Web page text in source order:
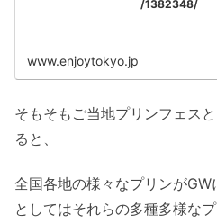
/1382348/
www.enjoytokyo.jp
そもそもご当地プリンフェス
ると、
全国各地の様々なプリンが
としてはそれらの多種多様な